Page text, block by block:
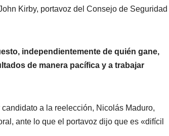
Kirby, portavoz del Consejo de Seguridad
independientemente de quién gane,
de manera pacífica y a trabajar
a la reelección, Nicolás Maduro,
ante lo que el portavoz dijo que es «difícil